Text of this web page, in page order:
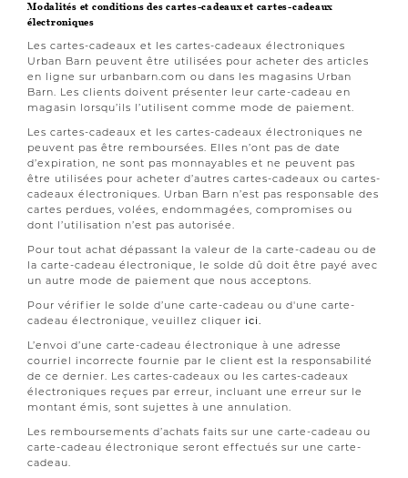
Modalités et conditions des cartes-cadeaux et cartes-cadeaux
électroniques
Les cartes-cadeaux et les cartes-cadeaux électroniques
Urban Barn peuvent être utilisées pour acheter des articles
en ligne sur urbanbarn.com ou dans les magasins Urban
Barn. Les clients doivent présenter leur carte-cadeau en
magasin lorsqu’ils l’utilisent comme mode de paiement.
Les cartes-cadeaux et les cartes-cadeaux électroniques ne
peuvent pas être remboursées. Elles n’ont pas de date
d’expiration, ne sont pas monnayables et ne peuvent pas
être utilisées pour acheter d’autres cartes-cadeaux ou cartes-
cadeaux électroniques. Urban Barn n’est pas responsable des
cartes perdues, volées, endommagées, compromises ou
dont l’utilisation n’est pas autorisée.
Pour tout achat dépassant la valeur de la carte-cadeau ou de
la carte-cadeau électronique, le solde dû doit être payé avec
un autre mode de paiement que nous acceptons.
Pour vérifier le solde d’une carte-cadeau ou d'une carte-
cadeau électronique, veuillez cliquer ici.
L’envoi d’une carte-cadeau électronique à une adresse
courriel incorrecte fournie par le client est la responsabilité
de ce dernier. Les cartes-cadeaux ou les cartes-cadeaux
électroniques reçues par erreur, incluant une erreur sur le
montant émis, sont sujettes à une annulation.
Les remboursements d’achats faits sur une carte-cadeau ou
carte-cadeau électronique seront effectués sur une carte-
cadeau.